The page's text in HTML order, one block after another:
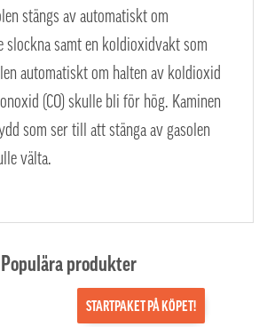
stängs av automatiskt om
slockna samt en koldioxidvakt som
automatiskt om halten av koldioxid
(CO) skulle bli för hög. Kaminen
som ser till att stänga av gasolen
välta.
Populära produkter
STARTPAKET PÅ KÖPET!